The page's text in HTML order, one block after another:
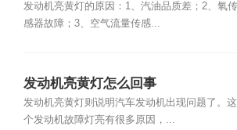
发动机亮黄灯的原因：1、汽油品质差；2、氧传
感器故障；3、空气流量传感...
发动机亮黄灯怎么回事
发动机亮黄灯则说明汽车发动机出现问题了。这
个发动机故障灯亮有很多原因，...